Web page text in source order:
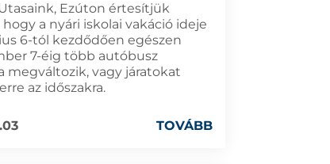
Ezúton értesítjük
a nyári iskolai vakáció ideje
6-tól kezdődően egészen
7-éig több autóbusz
megváltozik, vagy járatokat
az időszakra.
TOVÁBB